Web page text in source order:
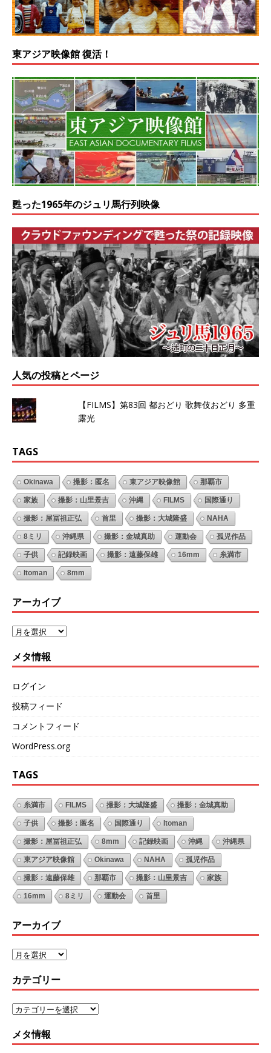
東アジア映像館 復活！
甦った1965年のジュリ馬行列映像
人気の投稿とページ
【FILMS】第83回 都おどり 歌舞伎おどり 多重
露光
TAGS
Okinawa 撮影：匿名 東アジア映像館 那覇市
家族 撮影：山里景吉 沖縄 FILMS 国際通り
撮影：屋冨祖正弘 首里 撮影：大城隆盛 NAHA
8ミリ 沖縄県 撮影：金城真助 運動会 孤児作品
子供 記録映画 撮影：遠藤保雄 16mm 糸満市
Itoman 8mm
アーカイブ
メタ情報
ログイン
投稿フィード
コメントフィード
WordPress.org
TAGS
糸満市 FILMS 撮影：大城隆盛 撮影：金城真助
子供 撮影：匿名 国際通り Itoman
撮影：屋冨祖正弘 8mm 記録映画 沖縄 沖縄県
東アジア映像館 Okinawa NAHA 孤児作品
撮影：遠藤保雄 那覇市 撮影：山里景吉 家族
16mm 8ミリ 運動会 首里
アーカイブ
カテゴリー
メタ情報